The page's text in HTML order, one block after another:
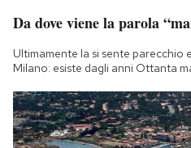
Da dove viene la parola
Ultimamente la si sente parecchio
Milano: esiste dagli anni Ottanta